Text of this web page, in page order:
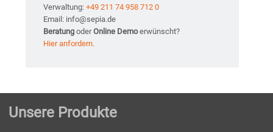
Verwaltung: +49 211 74 958 712 0
Email: info@sepia.de
Beratung oderOnline Demoerwünscht?
Hier anfordern.
Unsere Produkte